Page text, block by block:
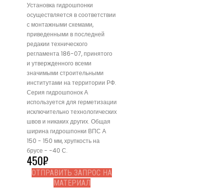
Установка гидрошпонки
осуществляется в соответствии
с монтажными схемами,
приведенными в последней
редакии технического
регламента 186-07, принятого
и утвержденного всеми
значимыми строительными
институтами на территории РФ.
Серия гидрошпонок А
используется для герметизации
исключительно технологических
швов и никаких других. Общая
ширина гидрошпонки ВПС А
150 - 150 мм, хрупкость на
брусе - -40 С.
450₽
ОТПРАВИТЬ ЗАПРОС НА
МАТЕРИАЛ